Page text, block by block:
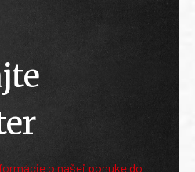
o našej ponuke do